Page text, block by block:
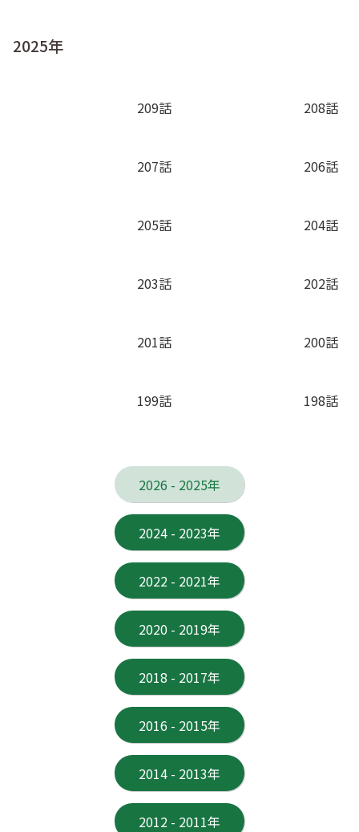
2025年
209話 208話
207話 206話
205話 204話
203話 202話
201話 200話
199話 198話
2026 - 2025年
2024 - 2023年
2022 - 2021年
2020 - 2019年
2018 - 2017年
2016 - 2015年
2014 - 2013年
2012 - 2011年